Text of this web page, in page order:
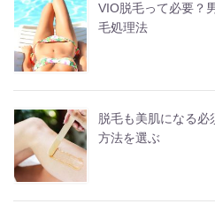
VIO脱毛って必要？
毛処理法
脱毛も美肌になる
方法を選ぶ